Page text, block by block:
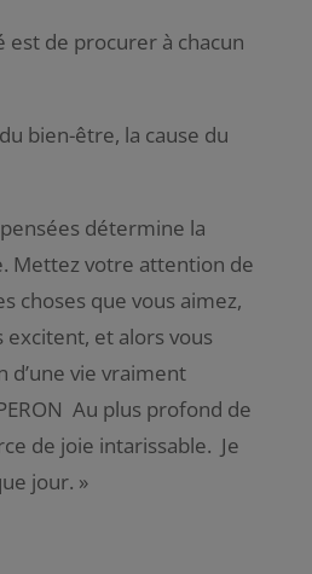
est de procurer à chacun
bien-être, la cause du
détermine la
Mettez votre attention de
choses que vous aimez,
excitent, et alors vous
d’une vie vraiment
Au plus profond de
de joie intarissable. Je
jour. »